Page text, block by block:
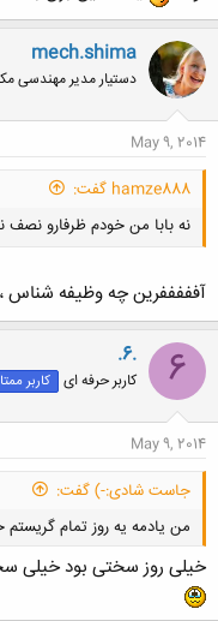
mech.shima
دستیار مدیر مهندسی
May 9, 2014
hamze888 گفت:
نه بابا من خودم ظرفارو
آفففففرین چه وظیفه شناس
6
.6.
کاربر حرفه ای کاربر
May 9, 2014
جاست شادی:-) گفت:
من یادمه یه روز تمام
خیلی روز سختی بود خیلی